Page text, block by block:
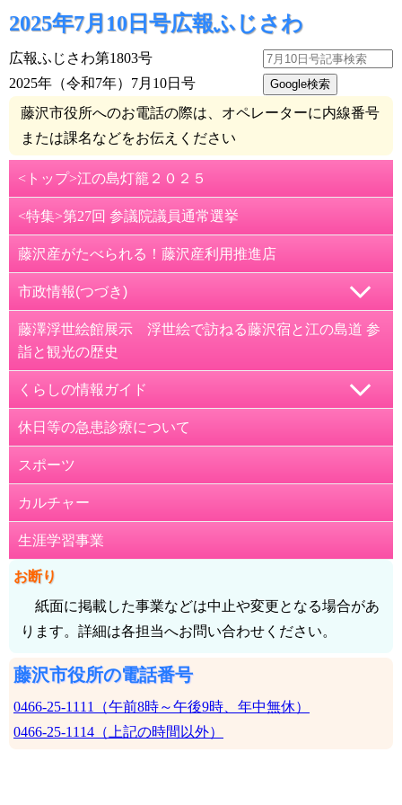
2025年7月10日号広報ふじさわ
広報ふじさわ第1803号
2025年（令和7年）7月10日号
藤沢市役所へのお電話の際は、オペレーターに内線番号
または課名などをお伝えください
<トップ>江の島灯籠２０２５
<特集>第27回 参議院議員通常選挙
藤沢産がたべられる！藤沢産利用推進店
市政情報(つづき)
紙面2面
後期高齢者医療制度、限度額適用認定証などのお知らせ
国民年金の電子申請、電子決済のご案内
無事故でいるために高齢者向け自動車安全運転診断
心のバリアフリー講習会「聴覚障がいとスポーツ～東京
紙面3面
座
スマホの基本操作を相談してみませんか？
小学生に市営プール無料クーポン券を配布します
藤澤浮世絵館展示 浮世絵で訪ねる藤沢宿と江の島道 参
詣と観光の歴史
くらしの情報ガイド
お知らせ
募集
催し
講習・講座
健康・保健
妊娠・子育ての教室・相談
休日等の急患診療について
スポーツ
カルチャー
生涯学習事業
お断り
紙面に掲載した事業などは中止や変更となる場合があ
ります。詳細は各担当へお問い合わせください。
藤沢市役所の電話番号
0466-25-1111（午前8時～午後9時、年中無休）
0466-25-1114（上記の時間以外）